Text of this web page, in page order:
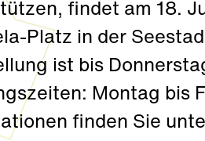
findet am 18.
Platz in der
ist bis
Montag bis
finden Sie